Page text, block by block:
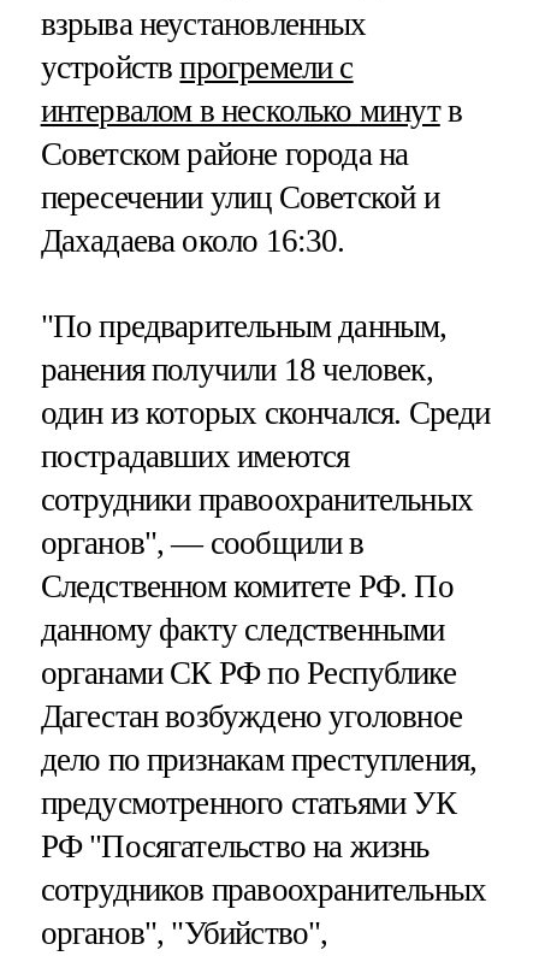
взрыва неустановленных
устройствпрогремели с
интервалом в несколько минутв
Советском районе города на
пересечении улиц Советской и
Дахадаева около 16:30.
"По предварительным данным,
ранения получили 18 человек,
один из которых скончался. Среди
пострадавших имеются
сотрудники правоохранительных
органов", — сообщили в
Следственном комитете РФ. По
данному факту следственными
органами СК РФ по Республике
Дагестан возбуждено уголовное
дело по признакам преступления,
предусмотренного статьями УК
РФ "Посягательство на жизнь
сотрудников правоохранительных
органов", "Убийство",